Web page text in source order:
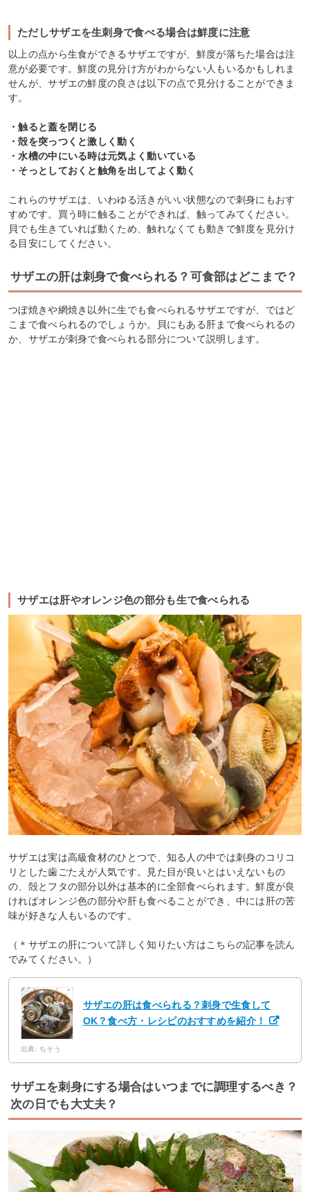
ただしサザエを生刺身で食べる場合は鮮度に注意
以上の点から生食ができるサザエですが、鮮度が落ちた場合は注
意が必要です。鮮度の見分け方がわからない人もいるかもしれま
せんが、サザエの鮮度の良さは以下の点で見分けることができま
す。
・触ると蓋を閉じる
・殻を突っつくと激しく動く
・水槽の中にいる時は元気よく動いている
・そっとしておくと触角を出してよく動く
これらのサザエは、いわゆる活きがいい状態なので刺身にもおす
すめです。買う時に触ることができれば、触ってみてください。
貝でも生きていれば動くため、触れなくても動きで鮮度を見分け
る目安にしてください。
サザエの肝は刺身で食べられる？可食部はどこまで？
つぼ焼きや網焼き以外に生でも食べられるサザエですが、ではど
こまで食べられるのでしょうか。貝にもある肝まで食べられるの
か、サザエが刺身で食べられる部分について説明します。
サザエは肝やオレンジ色の部分も生で食べられる
サザエは実は高級食材のひとつで、知る人の中では刺身のコリコ
リとした歯ごたえが人気です。見た目が良いとはいえないもの
の、殻とフタの部分以外は基本的に全部食べられます。鮮度が良
ければオレンジ色の部分や肝も食べることができ、中には肝の苦
味が好きな人もいるのです。
（＊サザエの肝について詳しく知りたい方はこちらの記事を読ん
でみてください。）
サザエの肝は食べられる？刺身で生食して
OK？食べ方・レシピのおすすめを紹介！
出典: ちそう
サザエを刺身にする場合はいつまでに調理するべき？
次の日でも大丈夫？